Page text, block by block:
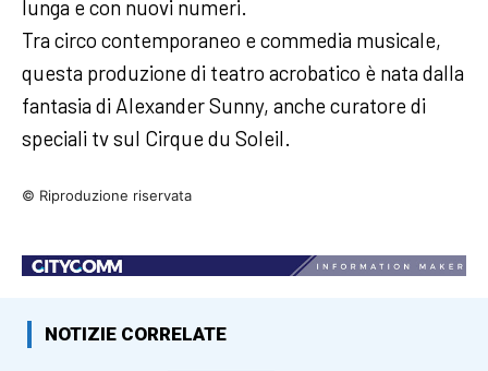
lunga e con nuovi numeri.
Tra circo contemporaneo e commedia musicale,
questa produzione di teatro acrobatico è nata dalla
fantasia di Alexander Sunny, anche curatore di
speciali tv sul Cirque du Soleil.
© Riproduzione riservata
NOTIZIE CORRELATE